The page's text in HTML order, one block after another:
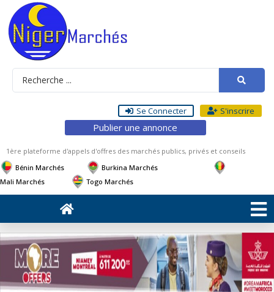
Se Connecter S'inscrire
Publier une annonce
1ère plateforme d'appels d'offres des marchés publics, privés et conseils
Bénin Marchés
Burkina Marchés
Mali Marchés
Togo Marchés